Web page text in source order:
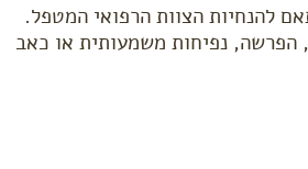
להנחיות הצוות הרפואי המטפל.
נפיחות משמעותית או כאב